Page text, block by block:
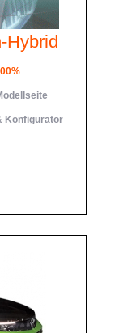
Hybrid
Konfigurator